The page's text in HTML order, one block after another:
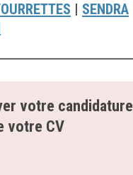
| SENDRA
votre candidature
votre CV